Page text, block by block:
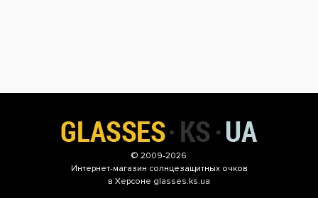
© 2009-2026
Интернет-магазин солнцезащитных очков
в Херсоне glasses.ks.ua